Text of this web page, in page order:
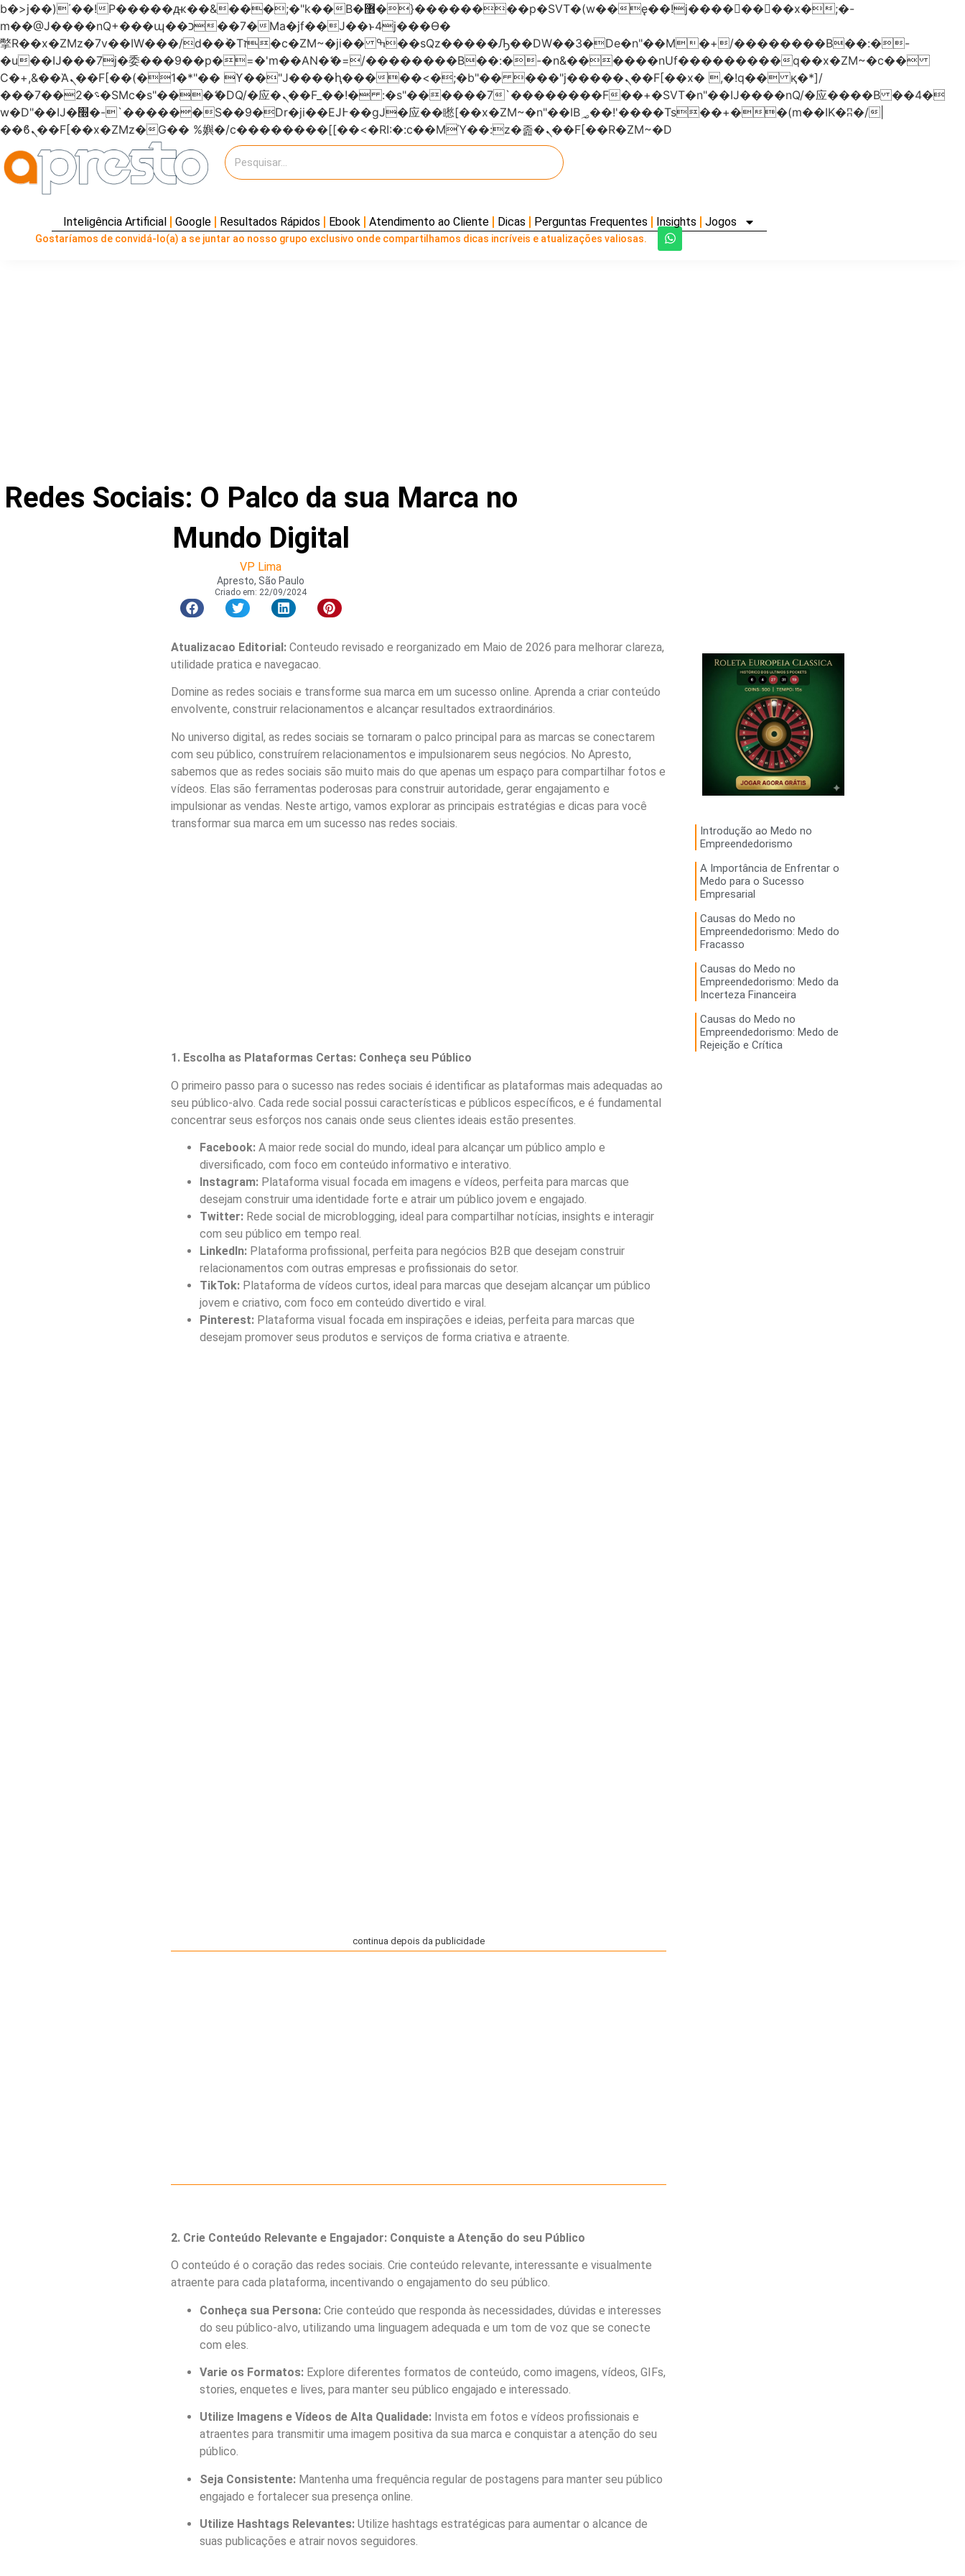
b�>j��)΄��!P�����ԫ��&���;�"k��B�޶�}��������p�SVT�(w��ę��!j��������x�;�-
m��@J����nQ+���պ��כ��7�Ma�jf��J��ͱ4j���Ѳ�
撆R��x�ZMz�7v��IW���/d��ٞ�Тז�c�ZM~�ji�� ߒ��sQz�����Ԡ��DW��3�De�n"��M�+/��������B��:�-
�u��IJ���7j�委���9��p�=�'m��AN�ޭ�=/��������B��:�-�n&������nUf���������q��x�ZM~�c��
Ϲ�+,&��Ὰܢ��F[��(�1�*"�� ϒ��"J����ԧ�����<�;�b"�� ���"j�����ܢ��F[��x� ,�!q�� қ�*]/
���؝�2��7�SMc�s"���ޭ�DQ/�应�ܢ��F_��!� :�s"������7`��������F��+�SVT�n"��IJ����nQ/�应����B ��4�
w�D"��IJ�׭�-`������S��9�Dr�ji��EJ߅��gJ�应��矁[��x�ZM~�n"��IB؃��!'����Тѕ��+��(m��IK�ʭ�/|
��ϐܢ��F[��x�ZMz�G�� %嬩�/c��������[[��<�RI:�:c��MΎ��:z�졾�ܢ��F[��R�ZM~�D
Inteligência Artificial Google Resultados Rápidos Ebook Atendimento ao Cliente Dicas Perguntas Frequentes Insights Jogos
Gostaríamos de convidá-lo(a) a se juntar ao nosso grupo exclusivo onde compartilhamos dicas incríveis e atualizações valiosas.
Redes Sociais: O Palco da sua Marca no
Mundo Digital
VP Lima
Apresto, São Paulo
Criado em: 22/09/2024
Atualizacao Editorial:Conteudo revisado e reorganizado em Maio de 2026 para melhorar clareza,
utilidade pratica e navegacao.
Domine as redes sociais e transforme sua marca em um sucesso online. Aprenda a criar conteúdo
envolvente, construir relacionamentos e alcançar resultados extraordinários.
No universo digital, as redes sociais se tornaram o palco principal para as marcas se conectarem
com seu público, construírem relacionamentos e impulsionarem seus negócios. No Apresto,
sabemos que as redes sociais são muito mais do que apenas um espaço para compartilhar fotos e
vídeos. Elas são ferramentas poderosas para construir autoridade, gerar engajamento e
impulsionar as vendas. Neste artigo, vamos explorar as principais estratégias e dicas para você
transformar sua marca em um sucesso nas redes sociais.
1. Escolha as Plataformas Certas: Conheça seu Público
O primeiro passo para o sucesso nas redes sociais é identificar as plataformas mais adequadas ao
seu público-alvo. Cada rede social possui características e públicos específicos, e é fundamental
concentrar seus esforços nos canais onde seus clientes ideais estão presentes.
Facebook:A maior rede social do mundo, ideal para alcançar um público amplo e
diversificado, com foco em conteúdo informativo e interativo.
Instagram:Plataforma visual focada em imagens e vídeos, perfeita para marcas que
desejam construir uma identidade forte e atrair um público jovem e engajado.
Twitter:Rede social de microblogging, ideal para compartilhar notícias, insights e interagir
com seu público em tempo real.
LinkedIn:Plataforma profissional, perfeita para negócios B2B que desejam construir
relacionamentos com outras empresas e profissionais do setor.
TikTok:Plataforma de vídeos curtos, ideal para marcas que desejam alcançar um público
jovem e criativo, com foco em conteúdo divertido e viral.
Pinterest:Plataforma visual focada em inspirações e ideias, perfeita para marcas que
desejam promover seus produtos e serviços de forma criativa e atraente.
Introdução ao Medo no
Empreendedorismo
A Importância de Enfrentar o
Medo para o Sucesso
Empresarial
Causas do Medo no
Empreendedorismo: Medo do
Fracasso
Causas do Medo no
Empreendedorismo: Medo da
Incerteza Financeira
Causas do Medo no
Empreendedorismo: Medo de
Rejeição e Crítica
continua depois da publicidade
2. Crie Conteúdo Relevante e Engajador: Conquiste a Atenção do seu Público
O conteúdo é o coração das redes sociais. Crie conteúdo relevante, interessante e visualmente
atraente para cada plataforma, incentivando o engajamento do seu público.
Conheça sua Persona:Crie conteúdo que responda às necessidades, dúvidas e interesses
do seu público-alvo, utilizando uma linguagem adequada e um tom de voz que se conecte
com eles.
Varie os Formatos:Explore diferentes formatos de conteúdo, como imagens, vídeos, GIFs,
stories, enquetes e lives, para manter seu público engajado e interessado.
Utilize Imagens e Vídeos de Alta Qualidade:Invista em fotos e vídeos profissionais e
atraentes para transmitir uma imagem positiva da sua marca e conquistar a atenção do seu
público.
Seja Consistente:Mantenha uma frequência regular de postagens para manter seu público
engajado e fortalecer sua presença online.
Utilize Hashtags Relevantes:Utilize hashtags estratégicas para aumentar o alcance de
suas publicações e atrair novos seguidores.